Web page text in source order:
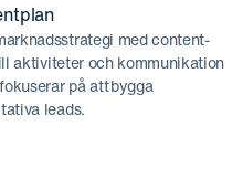
med content-
aktiviteter och kommunikation
på att bygga
leads.